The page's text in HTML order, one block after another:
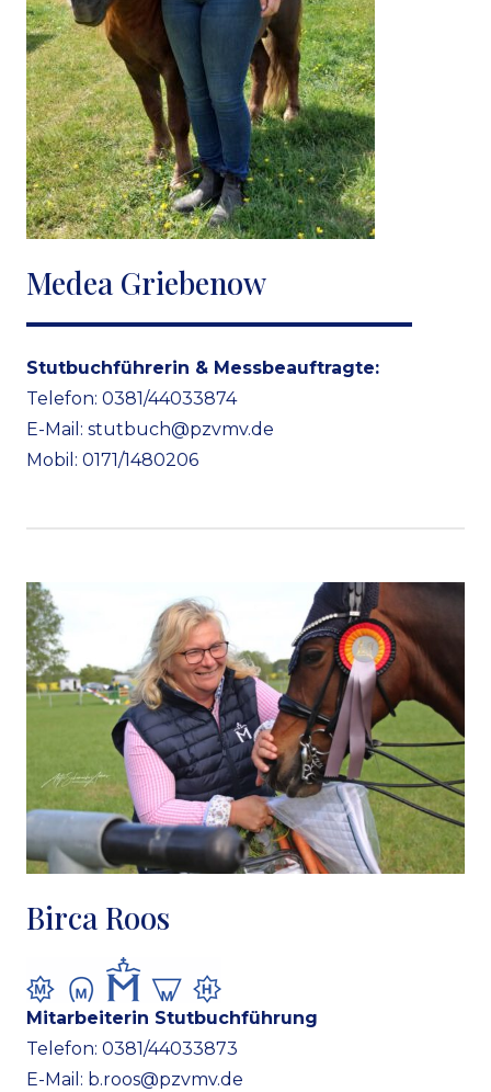
Medea Griebenow
Stutbuchführerin & Messbeauftragte:
Telefon: 0381/44033874
E-Mail: stutbuch@pzvmv.de
Mobil: 0171/1480206
Birca Roos
Mitarbeiterin Stutbuchführung
Telefon: 0381/44033873
E-Mail: b.roos@pzvmv.de